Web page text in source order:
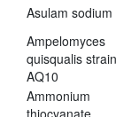
Asulam sodium
Ampelomyces
quisqualis strain
AQ10
Ammonium